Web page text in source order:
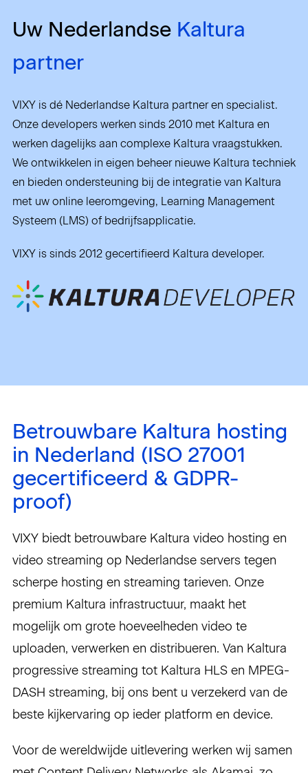
Uw Nederlandse Kaltura
partner
VIXY is dé Nederlandse Kaltura partner en specialist.
Onze developers werken sinds 2010 met Kaltura en
werken dagelijks aan complexe Kaltura vraagstukken.
We ontwikkelen in eigen beheer nieuwe Kaltura techniek
en bieden ondersteuning bij de integratie van Kaltura
met uw online leeromgeving, Learning Management
Systeem (LMS) of bedrijfsapplicatie.
VIXY is sinds 2012 gecertifieerd Kaltura developer.
Betrouwbare Kaltura hosting
in Nederland (ISO 27001
gecertificeerd & GDPR-
proof)
VIXY biedt betrouwbare Kaltura video hosting en
video streaming op Nederlandse servers tegen
scherpe hosting en streaming tarieven. Onze
premium Kaltura infrastructuur, maakt het
mogelijk om grote hoeveelheden video te
uploaden, verwerken en distribueren. Van Kaltura
progressive streaming tot Kaltura HLS en MPEG-
DASH streaming, bij ons bent u verzekerd van de
beste kijkervaring op ieder platform en device.
Voor de wereldwijde uitlevering werken wij samen